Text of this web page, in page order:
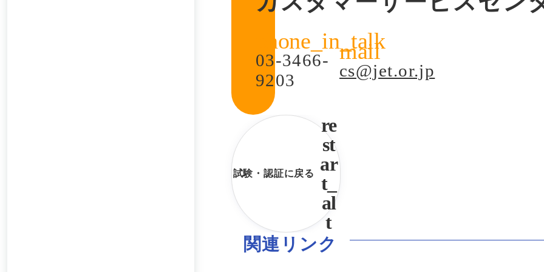
03-3466-
9203
cs@jet.or.jp
試験・認証に戻る
関連リンク